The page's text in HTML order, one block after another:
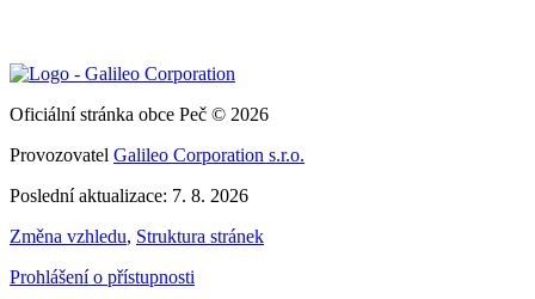
Oficiální stránka obce Peč © 2026
Provozovatel Galileo Corporation s.r.o.
Poslední aktualizace: 7. 8. 2026
Změna vzhledu, Struktura stránek
Prohlášení o přístupnosti